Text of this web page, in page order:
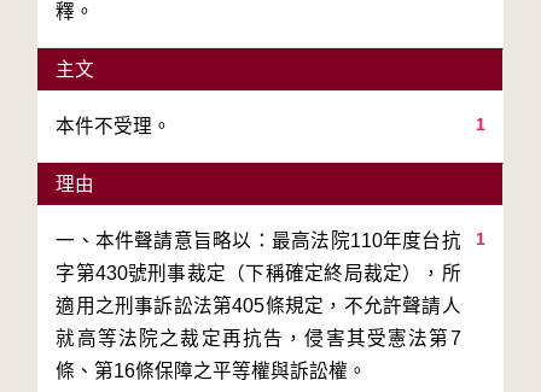
釋。
主文
1
本件不受理。
理由
1
一、本件聲請意旨略以：最高法院110年度台抗
字第430號刑事裁定（下稱確定終局裁定），所
適用之刑事訴訟法第405條規定，不允許聲請人
就高等法院之裁定再抗告，侵害其受憲法第7